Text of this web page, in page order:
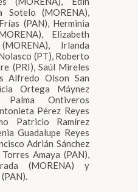
Sotelo (MORENA),
(PAN), Herminia
Elizabeth
Irlanda
(PT), Roberto
(PRI), Saúl Mireles
Alfredo Olson San
Ortega Máynez
Palma Ontiveros
Pérez Reyes
Patricio Ramírez
Guadalupe Reyes
Adrián Sánchez
Amaya (PAN),
(MORENA) y